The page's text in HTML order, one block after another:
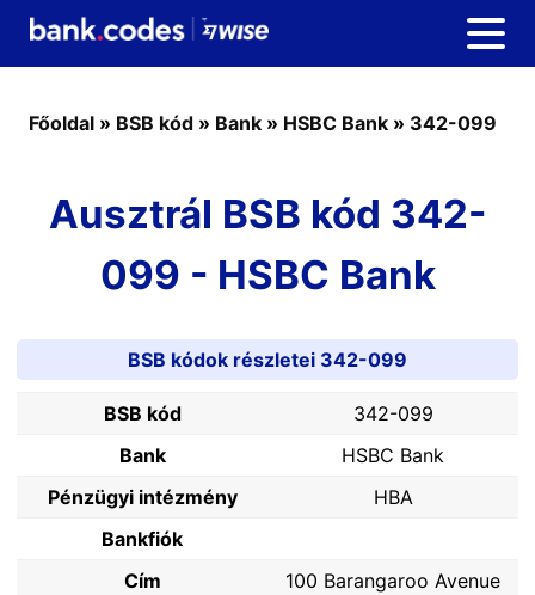
Főoldal » BSB kód » Bank » HSBC Bank » 342-099
Ausztrál BSB kód 342-
099 - HSBC Bank
BSB kódok részletei 342-099
BSB kód
342-099
Bank
HSBC Bank
Pénzügyi intézmény
HBA
Bankfiók
Cím
100 Barangaroo Avenue